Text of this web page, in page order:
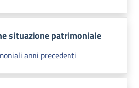
situazione patrimoniale
anni precedenti